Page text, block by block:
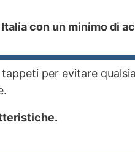
con un minimo di
per evitare